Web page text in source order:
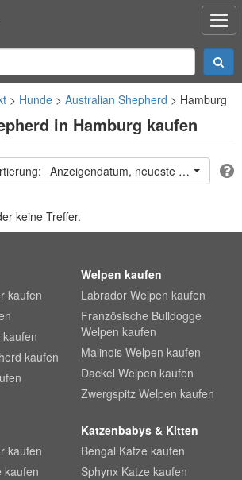
Hunde Australian Shepherd Hamburg
in Hamburg kaufen
Anzeigendatum, neueste oben
keine Treffer.
kaufen
kaufen
Welpen kaufen
Labrador Welpen kaufen
Französische Bulldogge
Welpen kaufen
Malinois Welpen kaufen
Dackel Welpen kaufen
Zwergspitz Welpen kaufen
kaufen
kaufen
Katzenbabys & Kitten
Bengal Katze kaufen
Sphynx Katze kaufen